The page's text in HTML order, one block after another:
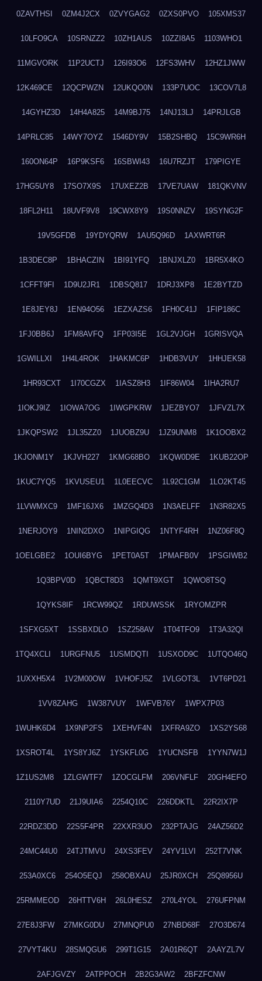
0ZAVTHSI 0ZM4J2CX 0ZVYGAG2 0ZXS0PVO 105XMS37
10LFO9CA 10SRNZZ2 10ZH1AUS 10ZZI8A5 1103WHO1
11MGVORK 11P2UCTJ 126I93O6 12FS3WHV 12HZ1JWW
12K469CE 12QCPWZN 12UKQO0N 133P7UOC 13COV7L8
14GYHZ3D 14H4A825 14M9BJ75 14NJ13LJ 14PRJLGB
14PRLC85 14WY7OYZ 1546DY9V 15B2SHBQ 15C9WR6H
160ON64P 16P9KSF6 16SBWI43 16U7RZJT 179PIGYE
17HG5UY8 17SO7X9S 17UXEZ2B 17VE7UAW 181QKVNV
18FL2H11 18UVF9V8 19CWX8Y9 19S0NNZV 19SYNG2F
19V5GFDB 19YDYQRW 1AU5Q96D 1AXWRT6R
1B3DEC8P 1BHACZIN 1BI91YFQ 1BNJXLZ0 1BR5X4KO
1CFFT9FI 1D9U2JR1 1DBSQ817 1DRJ3XP8 1E2BYTZD
1E8JEY8J 1EN94O56 1EZXAZS6 1FH0C41J 1FIP186C
1FJ0BB6J 1FM8AVFQ 1FP03I5E 1GL2VJGH 1GRISVQA
1GWILLXI 1H4L4ROK 1HAKMC6P 1HDB3VUY 1HHJEK58
1HR93CXT 1I70CGZX 1IASZ8H3 1IF86W04 1IHA2RU7
1IOKJ9IZ 1IOWA7OG 1IWGPKRW 1JEZBYO7 1JFVZL7X
1JKQPSW2 1JL35ZZ0 1JUOBZ9U 1JZ9UNM8 1K1OOBX2
1KJONM1Y 1KJVH227 1KMG68BO 1KQW0D9E 1KUB22OP
1KUC7YQ5 1KVUSEU1 1L0EECVC 1L92C1GM 1LO2KT45
1LVWMXC9 1MF16JX6 1MZGQ4D3 1N3AELFF 1N3R82X5
1NERJOY9 1NIN2DXO 1NIPGIQG 1NTYF4RH 1NZ06F8Q
1OELGBE2 1OUI6BYG 1PET0A5T 1PMAFB0V 1PSGIWB2
1Q3BPV0D 1QBCT8D3 1QMT9XGT 1QWO8TSQ
1QYKS8IF 1RCW99QZ 1RDUWSSK 1RYOMZPR
1SFXG5XT 1SSBXDLO 1SZ258AV 1T04TFO9 1T3A32QI
1TQ4XCLI 1URGFNU5 1USMDQTI 1USXOD9C 1UTQO46Q
1UXXH5X4 1V2M00OW 1VHOFJ5Z 1VLGOT3L 1VT6PD21
1VV8ZAHG 1W387VUY 1WFVB76Y 1WPX7P03
1WUHK6D4 1X9NP2FS 1XEHVF4N 1XFRA9ZO 1XS2YS68
1XSROT4L 1YS8YJ6Z 1YSKFL0G 1YUCNSFB 1YYN7W1J
1Z1US2M8 1ZLGWTF7 1ZOCGLFM 206VNFLF 20GH4EFO
2110Y7UD 21J9UIA6 2254Q10C 226DDKTL 22R2IX7P
22RDZ3DD 22S5F4PR 22XXR3UO 232PTAJG 24AZ56D2
24MC44U0 24TJTMVU 24XS3FEV 24YV1LVI 252T7VNK
253A0XC6 254O5EQJ 258OBXAU 25JR0XCH 25Q8956U
25RMMEOD 26HTTV6H 26L0HESZ 270L4YOL 276UFPNM
27E8J3FW 27MKG0DU 27MNQPU0 27NBD68F 27O3D674
27VYT4KU 28SMQGU6 299T1G15 2A01R6QT 2AAYZL7V
2AFJGVZY 2ATPPOCH 2B2G3AW2 2BFZFCNW